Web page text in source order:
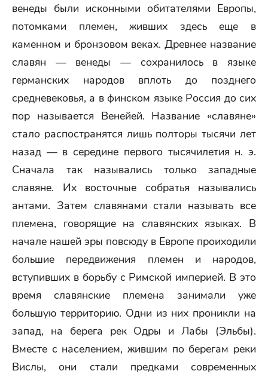
венеды были исконными обитателями Европы,
потомками племен, живших здесь еще в
каменном и бронзовом веках. Древнее название
славян — венеды — сохранилось в языке
германских народов вплоть до позднего
средневековья, а в финском языке Россия до сих
пор называется Венейей. Название «славяне»
стало распостранятся лишь полторы тысячи лет
назад — в середине первого тысячилетия н. э.
Сначала так назывались только западные
славяне. Их восточные собратья назывались
антами. Затем славянами стали называть все
племена, говорящие на славянских языках. В
начале нашей эры повсюду в Европе проиходили
большие передвижения племен и народов,
вступивших в борьбу с Римской империей. В это
время славянские племена занимали уже
большую территорию. Одни из них проникли на
запад, на берега рек Одры и Лабы (Эльбы).
Вместе с населением, жившим по берегам реки
Вислы, они стали предками современных